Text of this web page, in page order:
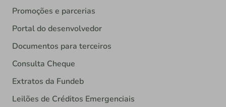
Promoções e parcerias
Portal do desenvolvedor
Documentos para terceiros
Consulta Cheque
Extratos da Fundeb
Leilões de Créditos Emergenciais